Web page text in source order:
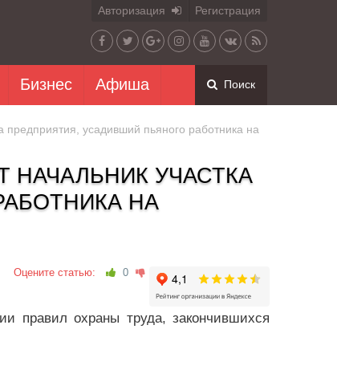
Авторизация Регистрация
Бизнес Афиша Поиск
предприятия, усадивший пьяного работника на
НАЧАЛЬНИК УЧАСТКА
НА
Оцените статью: 0
правил охраны труда, закончившихся